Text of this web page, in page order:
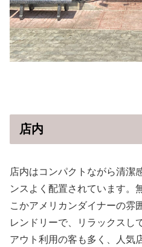
店内
店内はコンパクトながら清潔
ンスよく配置されています。
こかアメリカンダイナーの雰
レンドリーで、リラックスし
アウト利用の客も多く、人気